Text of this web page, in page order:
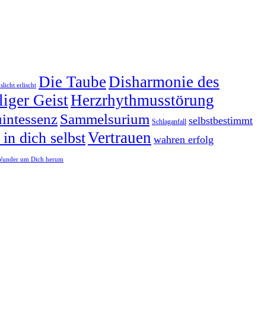
erlischt Die TaubeDisharmonie des
GeistHerzrhythmusstörung
Sammelsurium Schlaganfall selbstbestimmt
dich selbstVertrauen wahren erfolg
um Dich herum